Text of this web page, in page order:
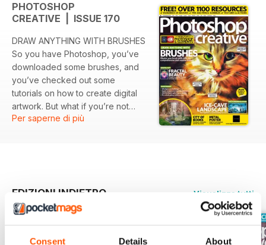
Consent Details About
PHOTOSHOP
CREATIVE | ISSUE 170
DRAW ANYTHING WITH BRUSHES
So you have Photoshop, you’ve
downloaded some brushes, and
you’ve checked out some
tutorials on how to create digital
artwork. But what if you’re not
very good at drawing? Well, we’re
on a page what we visualise in our
minds. Getting better at drawing is
first and foremost a matter of
Per saperne di più
EDIZIONI INDIETRO Visualizza tutti